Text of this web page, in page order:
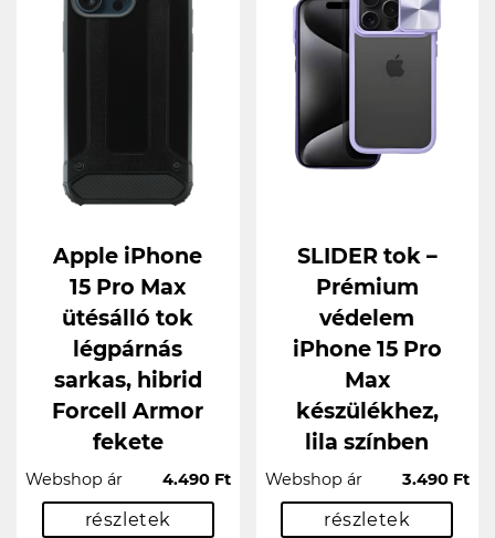
Apple iPhone
15 Pro Max
ütésálló tok
légpárnás
sarkas, hibrid
Forcell Armor
fekete
Webshop ár 4.490 Ft
részletek
SLIDER tok –
Prémium
védelem
iPhone 15 Pro
Max
készülékhez,
lila színben
Webshop ár 3.490 Ft
részletek